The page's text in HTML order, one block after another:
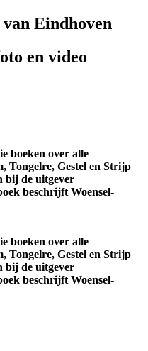
Eindhoven
en video
boeken over alle
Tongelre, Gestel en Strijp
bij de uitgever
beschrijft Woensel-
boeken over alle
Tongelre, Gestel en Strijp
bij de uitgever
beschrijft Woensel-